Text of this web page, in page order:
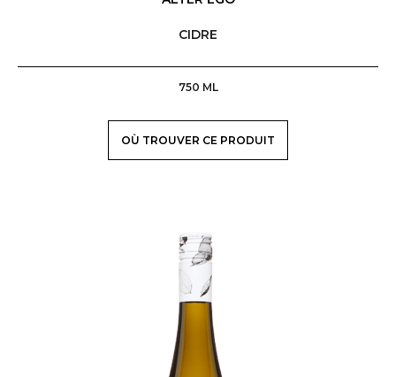
MENU
CIDRE
750 ML
OÙ TROUVER CE PRODUIT